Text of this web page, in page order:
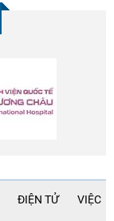
ĐIỆN TỬ VIỆC